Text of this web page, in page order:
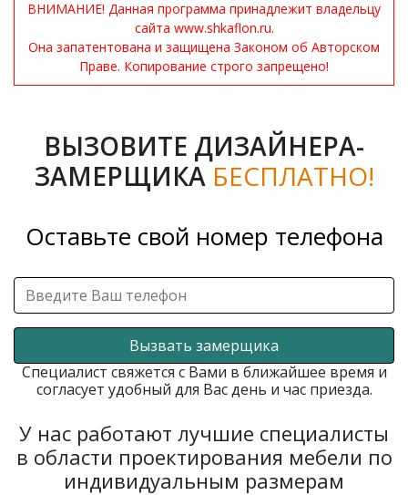
ВНИМАНИЕ! Данная программа принадлежит владельцу
сайта www.shkaflon.ru.
Она запатентована и защищена Законом об Авторском
Праве. Копирование строго запрещено!
ВЫЗОВИТЕ ДИЗАЙНЕРА-
ЗАМЕРЩИКА БЕСПЛАТНО!
Оставьте свой номер телефона
Вызвать замерщика
Специалист свяжется с Вами в ближайшее время и
согласует удобный для Вас день и час приезда.
У нас работают лучшие специалисты
в области проектирования мебели по
индивидуальным размерам